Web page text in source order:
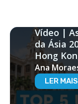
Vídeo |
da Ásia
Hong
Ana
LER